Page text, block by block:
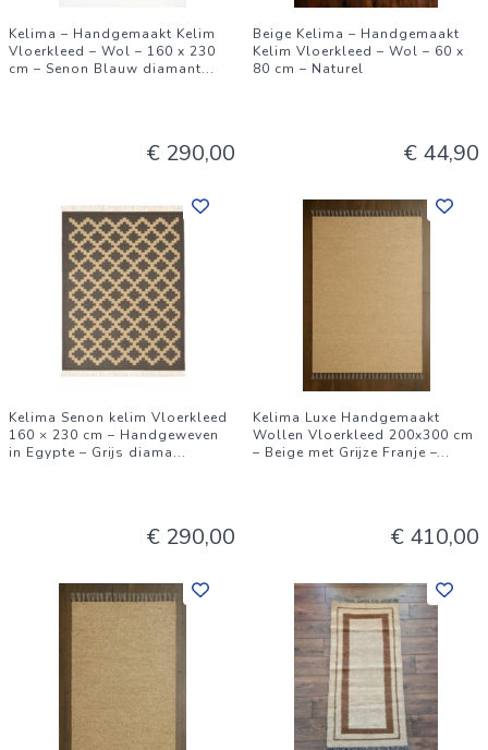
Kelima – Handgemaakt Kelim
Vloerkleed – Wol – 160 x 230
cm – Senon Blauw diamant...
€ 290,00
Beige Kelima – Handgemaakt
Kelim Vloerkleed – Wol – 60 x
80 cm – Naturel
€ 44,90
Kelima Senon kelim Vloerkleed
160 × 230 cm – Handgeweven
in Egypte – Grijs diama...
€ 290,00
Kelima Luxe Handgemaakt
Wollen Vloerkleed 200x300 cm
– Beige met Grijze Franje –...
€ 410,00